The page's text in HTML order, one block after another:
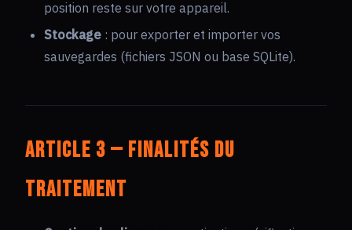
position reste sur votre appareil.
Stockage : pour exporter et importer vos
sauvegardes (fichiers JSON ou base SQLite).
Article 3 — Finalités du
traitement